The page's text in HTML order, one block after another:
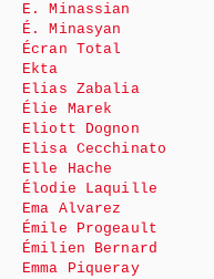
E. Minassian
É. Minasyan
Écran Total
Ekta
Elias Zabalia
Élie Marek
Eliott Dognon
Elisa Cecchinato
Elle Hache
Élodie Laquille
Ema Alvarez
Émile Progeault
Émilien Bernard
Emma Piqueray